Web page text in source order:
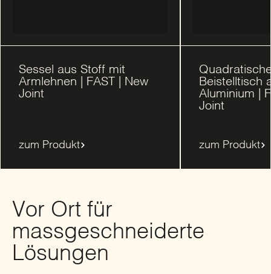
Sessel aus Stoff mit
Armlehnen | FAST | New
Joint
zum Produkt
Beistelltisch
Aluminium |
Joint
zum Produkt
Vor Ort für
massgeschneiderte
Lösungen